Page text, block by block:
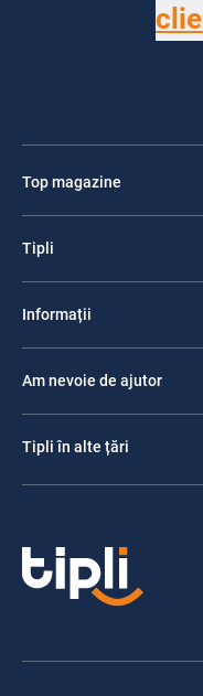
Top magazine
Tipli
Informații
Am nevoie de ajutor
Tipli în alte țări